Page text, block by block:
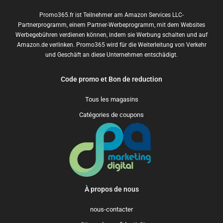
Promo365.fr ist Teilnehmer am Amazon Services LLC-
Partnerprogramm, einem Partner-Werbeprogramm, mit dem Websites
Werbegebühren verdienen können, indem sie Werbung schalten und auf
Amazon.de verlinken. Promo365 wird für die Weiterleitung von Verkehr
und Geschäft an diese Unternehmen entschädigt.
Code promo et Bon de reduction
Tous les magasins
Catégories de coupons
À propos de nous
nous-contacter